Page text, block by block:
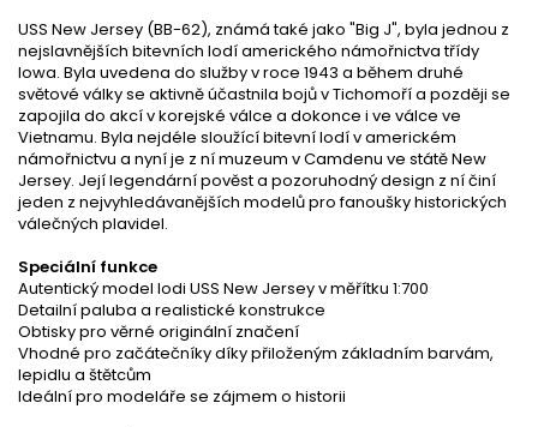
USS New Jersey (BB-62), známá také jako "Big J", byla jednou z
nejslavnějších bitevních lodí amerického námořnictva třídy
Iowa. Byla uvedena do služby v roce 1943 a během druhé
světové války se aktivně účastnila bojů v Tichomoří a později se
zapojila do akcí v korejské válce a dokonce i ve válce ve
Vietnamu. Byla nejdéle sloužící bitevní lodí v americkém
námořnictvu a nyní je z ní muzeum v Camdenu ve státě New
Jersey. Její legendární pověst a pozoruhodný design z ní činí
jeden z nejvyhledávanějších modelů pro fanoušky historických
válečných plavidel.
Speciální funkce
Autentický model lodi USS New Jersey v měřítku 1:700
Detailní paluba a realistické konstrukce
Obtisky pro věrné originální značení
Vhodné pro začátečníky díky přiloženým základním barvám,
lepidlu a štětcům
Ideální pro modeláře se zájmem o historii